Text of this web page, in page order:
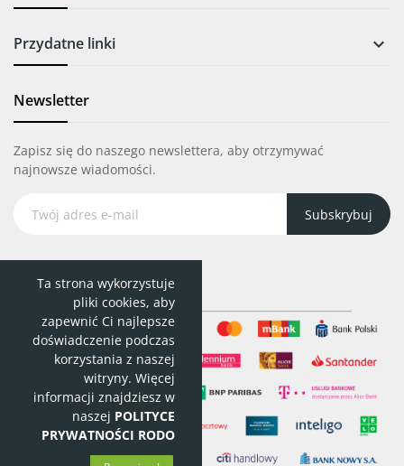
Przydatne linki 
Newsletter
Zapisz się do naszego newslettera, aby otrzymywać
najnowsze wiadomości.
Subskrybuj
Ta strona wykorzystuje
pliki cookies, aby
zapewnić Ci najlepsze
doświadczenie podczas
korzystania z naszej
witryny. Więcej
informacji znajdziesz w
naszej POLITYCE
PRYWATNOŚCI RODO